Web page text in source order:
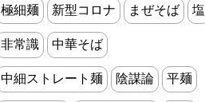
極細麺 新型コロナ まぜそば 塩
非常識 中華そば
中細ストレート麺 陰謀論 平麺